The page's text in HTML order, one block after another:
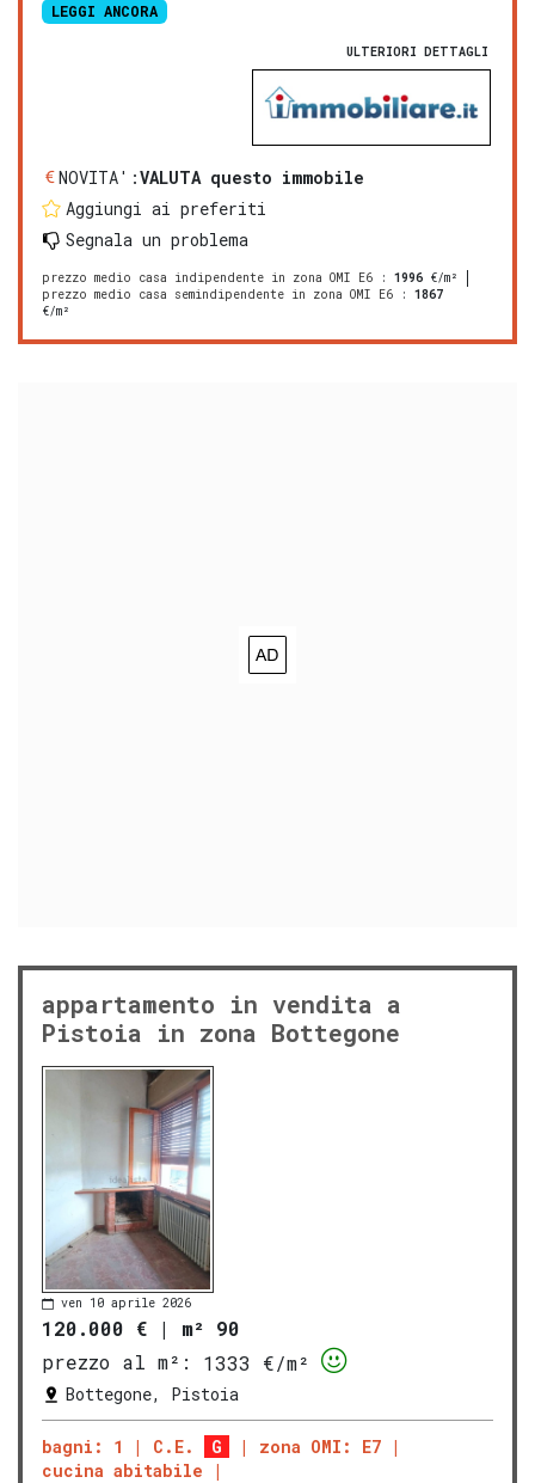
LEGGI ANCORA
ULTERIORI DETTAGLI
NOVITA':VALUTA questo immobile
Aggiungi ai preferiti
Segnala un problema
prezzo medio casa indipendente in zona OMI E6 : 1996 €/m²
prezzo medio casa semindipendente in zona OMI E6 : 1867
€/m²
appartamento in vendita a
Pistoia in zona Bottegone
ven 10 aprile 2026
120.000 € | m² 90
prezzo al m²:
1333 €/m²
Bottegone, Pistoia
bagni: 1 C.E. G
zona OMI: E7
cucina abitabile